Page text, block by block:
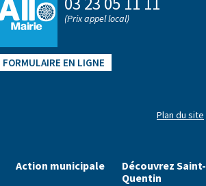
(Prix appel local)
FORMULAIRE EN LIGNE
Plan du site
Action municipale
Découvrez Saint-
Quentin